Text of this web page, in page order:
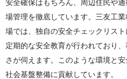
安全確保はもちろん、周辺住民や
場管理を徹底しています。三友工
場では、独自の安全チェックリスト
定期的な安全教育が行われており
さが伺えます。このような環境と
社会基盤整備に貢献しています。